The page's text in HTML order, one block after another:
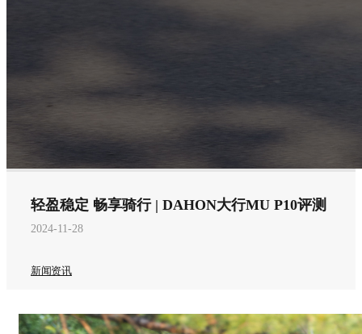
轻盈稳定 畅享骑行 | DAHON大行MU P10评测
2024-11-28
新闻资讯